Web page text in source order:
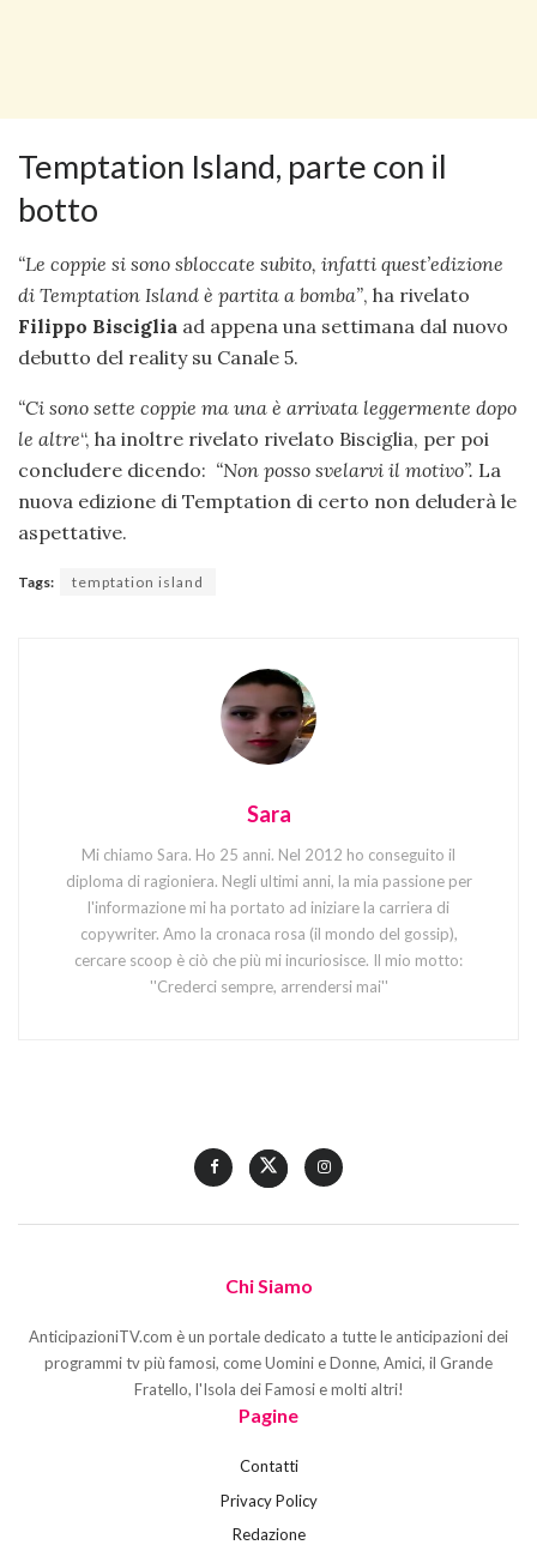
Temptation Island, parte con il
botto
“Le coppie si sono sbloccate subito, infatti quest’edizione
di Temptation Island è partita a bomba”, ha rivelato
Filippo Bisciglia ad appena una settimana dal nuovo
debutto del reality su Canale 5.
“Ci sono sette coppie ma una è arrivata leggermente dopo
le altre“, ha inoltre rivelato rivelato Bisciglia, per poi
concludere dicendo: “Non posso svelarvi il motivo”. La
nuova edizione di Temptation di certo non deluderà le
aspettative.
Tags: temptation island
Sara
Mi chiamo Sara. Ho 25 anni. Nel 2012 ho conseguito il
diploma di ragioniera. Negli ultimi anni, la mia passione per
l'informazione mi ha portato ad iniziare la carriera di
copywriter. Amo la cronaca rosa (il mondo del gossip),
cercare scoop è ciò che più mi incuriosisce. Il mio motto:
''Crederci sempre, arrendersi mai''
Chi Siamo
AnticipazioniTV.com è un portale dedicato a tutte le anticipazioni dei
programmi tv più famosi, come Uomini e Donne, Amici, il Grande
Fratello, l'Isola dei Famosi e molti altri!
Pagine
Contatti
Privacy Policy
Redazione